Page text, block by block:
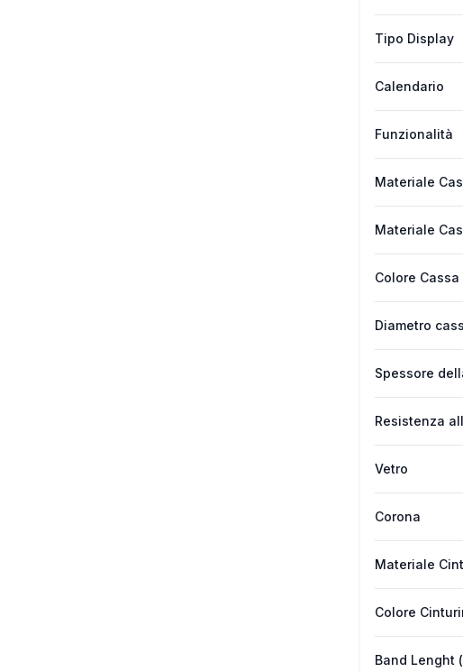
Tipo Display
Calendario
Funzionalità
Materiale
Materiale
Colore Cassa
Diametro
Spessore
Resistenza
Vetro
Corona
Materiale
Colore
Band Lenght